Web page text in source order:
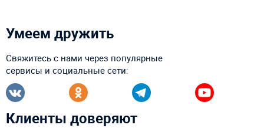
Умеем дружить
Свяжитесь с нами через популярные
сервисы и социальные сети:
Клиенты доверяют